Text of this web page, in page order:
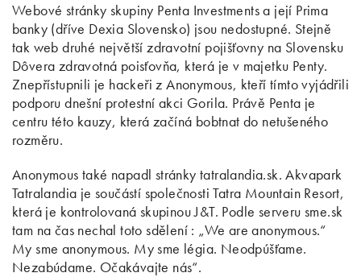
Webové stránky skupiny Penta Investments a její Prima
banky (dříve Dexia Slovensko) jsou nedostupné. Stejně
tak web druhé největší zdravotní pojišťovny na Slovensku
Dôvera zdravotná poisťovňa, která je v majetku Penty.
Znepřístupnili je hackeři z Anonymous, kteří tímto vyjádřili
podporu dnešní protestní akci Gorila. Právě Penta je
centru této kauzy, která začíná bobtnat do netušeného
rozměru.
Anonymous také napadl stránky tatralandia.sk. Akvapark
Tatralandia je součástí společnosti Tatra Mountain Resort,
která je kontrolovaná skupinou J&T. Podle serveru sme.sk
tam na čas nechal toto sdělení : „We are anonymous.“
My sme anonymous. My sme légia. Neodpúšťame.
Nezabúdame. Očakávajte nás“.